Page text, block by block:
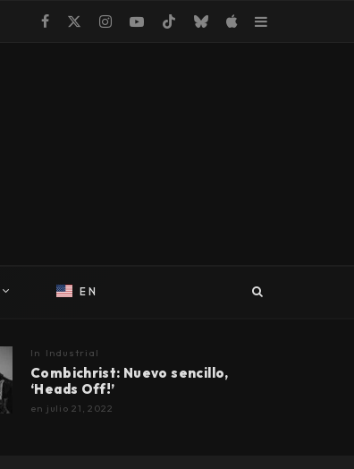
EN
In Industrial
Combichrist: Nuevo sencillo,
‘Heads Off!’
en julio 21, 2022